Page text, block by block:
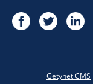
Getynet CMS